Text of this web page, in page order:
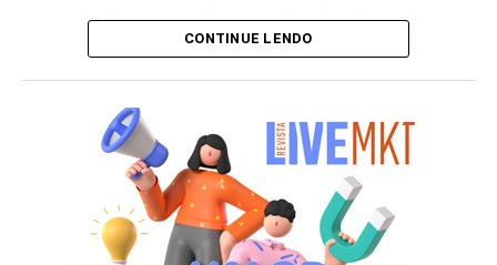
audiências e sustentando sua expansão internacional”,
O projeto contempla desde a otimização de campanhas
de mídia paga para maior eficiência em investimento até
o fortalecimento da presença orgânica da marca nos
buscadores e a estruturação de inteligência de negócios
baseada em dados. A proposta é criar um ecossistema
digital robusto que amplifique os diferenciais da Oakberry
CONTINUE LENDO